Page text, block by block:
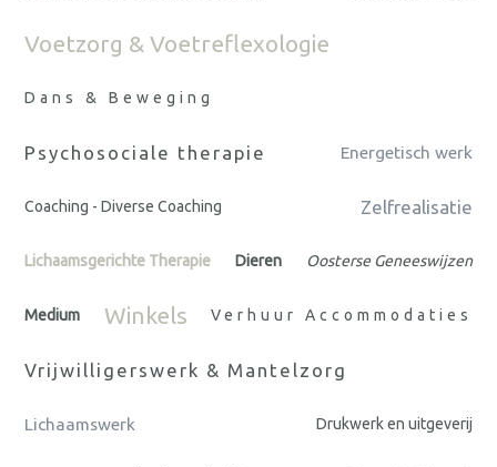
Voetzorg & Voetreflexologie
Dans & Beweging
Psychosociale therapie Energetisch werk
Coaching - Diverse Coaching Zelfrealisatie
Lichaamsgerichte Therapie Dieren Oosterse Geneeswijzen
Medium Winkels Verhuur Accommodaties
Vrijwilligerswerk & Mantelzorg
Lichaamswerk Drukwerk en uitgeverij